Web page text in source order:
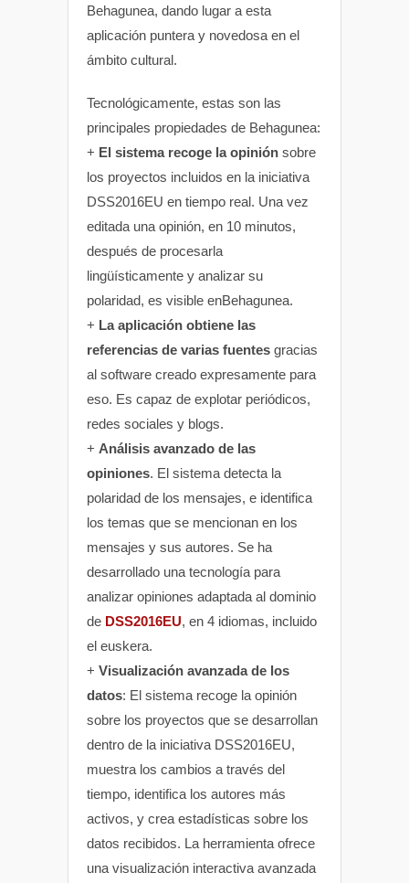
Behagunea, dando lugar a esta
aplicación puntera y novedosa en el
ámbito cultural.
Tecnológicamente, estas son las
principales propiedades de Behagunea:
+ El sistema recoge la opinión sobre
los proyectos incluidos en la iniciativa
DSS2016EU en tiempo real. Una vez
editada una opinión, en 10 minutos,
después de procesarla
lingüísticamente y analizar su
polaridad, es visible enBehagunea.
+ La aplicación obtiene las
referencias de varias fuentes gracias
al software creado expresamente para
eso. Es capaz de explotar periódicos,
redes sociales y blogs.
+ Análisis avanzado de las
opiniones. El sistema detecta la
polaridad de los mensajes, e identifica
los temas que se mencionan en los
mensajes y sus autores. Se ha
desarrollado una tecnología para
analizar opiniones adaptada al dominio
de DSS2016EU, en 4 idiomas, incluido
el euskera.
+ Visualización avanzada de los
datos: El sistema recoge la opinión
sobre los proyectos que se desarrollan
dentro de la iniciativa DSS2016EU,
muestra los cambios a través del
tiempo, identifica los autores más
activos, y crea estadísticas sobre los
datos recibidos. La herramienta ofrece
una visualización interactiva avanzada